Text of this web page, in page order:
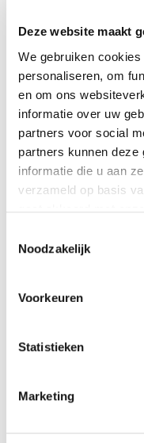
Deze website maakt
We gebruiken
personaliseren, om
en om ons
informatie over uw
partners voor social
partners kunnen deze
informatie die u aan
verzameld op basis
Noodzakelijk
Voorkeuren
Statistieken
Marketing
app of site vanaf
ontwikkelaars ook
inloggen of een
de serverless
achterkant op
Waarom zou je die
als je ze ook kunt
Samen nemen die
uit handen bij
kunnen zich
van de functies
maken van de
handig, gezien het
Airbnb een
wordt zeker nog